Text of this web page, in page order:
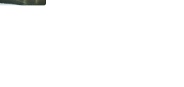
quindi, anche se il
in quarantena una volta